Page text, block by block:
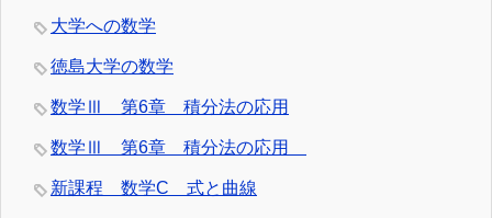
大学への数学
徳島大学の数学
数学Ⅲ 第6章 積分法の応用
数学Ⅲ 第6章 積分法の応用
新課程 数学C 式と曲線